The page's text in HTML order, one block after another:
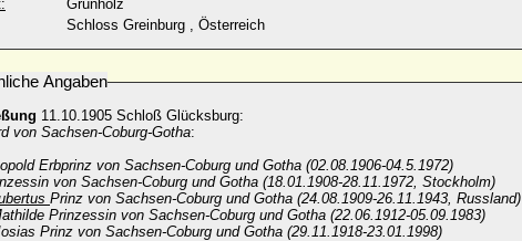
Grünholz
Schloss Greinburg , Österreich
Angaben
11.10.1905 Schloß Glücksburg:
von Sachsen-Coburg-Gotha:
Erbprinz von Sachsen-Coburg und Gotha (02.08.1906-04.5.1972)
von Sachsen-Coburg und Gotha (18.01.1908-28.11.1972, Stockholm)
Prinz von Sachsen-Coburg und Gotha (24.08.1909-26.11.1943, Russland)
Prinzessin von Sachsen-Coburg und Gotha (22.06.1912-05.09.1983)
Prinz von Sachsen-Coburg und Gotha (29.11.1918-23.01.1998)